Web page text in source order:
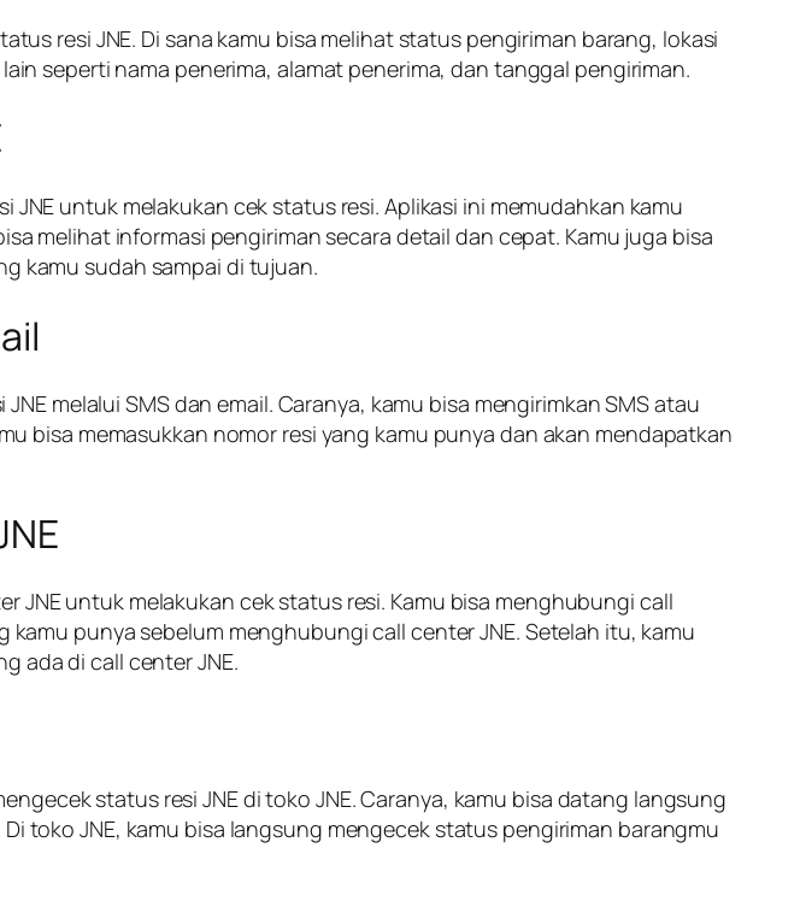
resi JNE. Di sana kamu bisa melihat status pengiriman barang, lokasi
seperti nama penerima, alamat penerima, dan tanggal pengiriman.
untuk melakukan cek status resi. Aplikasi ini memudahkan kamu
melihat informasi pengiriman secara detail dan cepat. Kamu juga bisa
kamu sudah sampai di tujuan.
melalui SMS dan email. Caranya, kamu bisa mengirimkan SMS atau
bisa memasukkan nomor resi yang kamu punya dan akan mendapatkan
JNE untuk melakukan cek status resi. Kamu bisa menghubungi call
punya sebelum menghubungi call center JNE. Setelah itu, kamu
ada di call center JNE.
status resi JNE di toko JNE. Caranya, kamu bisa datang langsung
toko JNE, kamu bisa langsung mengecek status pengiriman barangmu